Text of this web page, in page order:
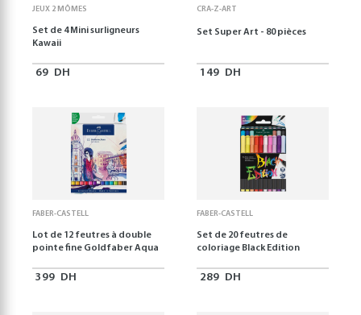
JEUX 2 MÔMES
Set de 4 Mini surligneurs
Kawaii
69 DH
CRA-Z-ART
Set Super Art - 80 pièces
149 DH
FABER-CASTELL
Lot de 12 feutres à double
pointe fine Goldfaber Aqua
399 DH
FABER-CASTELL
Set de 20 feutres de
coloriage Black Edition
289 DH